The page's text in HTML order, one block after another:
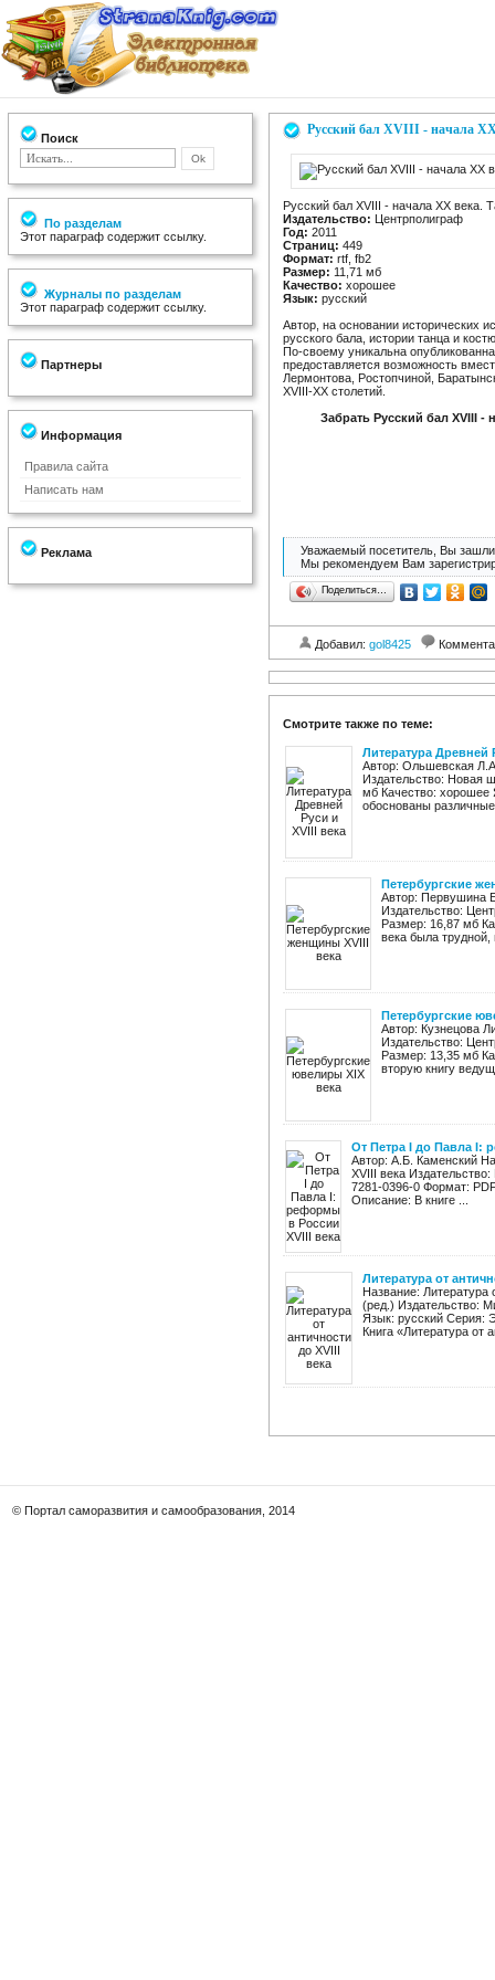
Поиск
По разделам
Этот параграф содержит ссылку.
Журналы по разделам
Этот параграф содержит ссылку.
Партнеры
Информация
Правила сайта
Написать нам
Реклама
Русский бал XVIII - начала
Русский бал XVIII - начала XX века.
Издательство: Центрполиграф
Год: 2011
Страниц: 449
Формат: rtf, fb2
Размер: 11,71 мб
Качество: хорошее
Язык: русский
Автор, на основании исторических
русского бала, истории танца и
По-своему уникальна
предоставляется возможность
Лермонтова, Ростопчиной,
XVIII-XX столетий.
Забрать Русский бал XVIII
Уважаемый посетитель, Вы зашли
Мы рекомендуем Вам
Поделиться…
Добавил: gol8425
Смотрите также по теме:
Литература Древней
Автор: Ольшевская
Издательство: Новая
мб Качество: хорошее
обоснованы
Петербургские
Автор: Первушина
Издательство:
Размер: 16,87 мб
века была
Петербургские
Автор: Кузнецова
Издательство:
Размер: 13,35 мб
вторую книгу
От Петра I до Павла I:
Автор: А.Б. Каменский
XVIII века
7281-0396-0 Формат:
Описание: В книге ...
Литература от
Название:
(ред.) Издательство:
Язык: русский Серия:
Книга «Литература от
© Портал саморазвития и самообразования, 2014